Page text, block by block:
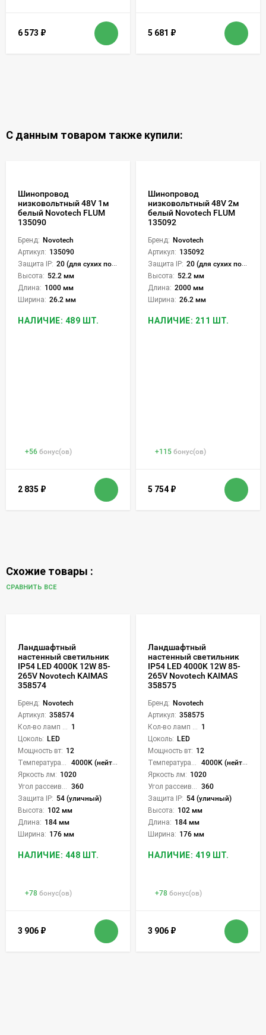
6 573 ₽ 5 681 ₽
С данным товаром также купили:
Шинопровод
низковольтный 48V 1м
белый Novotech FLUM
135090
Бренд: Novotech
Артикул: 135090
Защита IP: 20 (для сухих пом.)
Высота: 52.2 мм
Длина: 1000 мм
Ширина: 26.2 мм
НАЛИЧИЕ: 489 ШТ.
+56 бонус(ов)
2 835 ₽
Шинопровод
низковольтный 48V 2м
белый Novotech FLUM
135092
Бренд: Novotech
Артикул: 135092
Защита IP: 20 (для сухих пом.)
Высота: 52.2 мм
Длина: 2000 мм
Ширина: 26.2 мм
НАЛИЧИЕ: 211 ШТ.
+115 бонус(ов)
5 754 ₽
Схожие товары :
СРАВНИТЬ ВСЕ
Ландшафтный
настенный светильник
IP54 LED 4000K 12W 85-
265V Novotech KAIMAS
358574
Бренд: Novotech
Артикул: 358574
1
Цоколь: LED
Мощность вт: 12
4000K (нейтральный)
Яркость лм: 1020
360
Защита IP: 54 (уличный)
Высота: 102 мм
Длина: 184 мм
Ширина: 176 мм
НАЛИЧИЕ: 448 ШТ.
+78 бонус(ов)
3 906 ₽
Ландшафтный
настенный светильник
IP54 LED 4000K 12W 85-
265V Novotech KAIMAS
358575
Бренд: Novotech
Артикул: 358575
1
Цоколь: LED
Мощность вт: 12
4000K (нейтральный)
Яркость лм: 1020
360
Защита IP: 54 (уличный)
Высота: 102 мм
Длина: 184 мм
Ширина: 176 мм
НАЛИЧИЕ: 419 ШТ.
+78 бонус(ов)
3 906 ₽